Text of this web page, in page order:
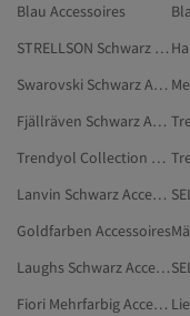
Blau Accessoires
STRELLSON Schwarz Accessoires
Swarovski Schwarz Accessoires
Fjällräven Schwarz Accessoires
Trendyol Collection Dunkelblau Accessoires
Lanvin Schwarz Accessoires
Goldfarben Accessoires
Laughs Schwarz Accessoires
Fiori Mehrfarbig Accessoires